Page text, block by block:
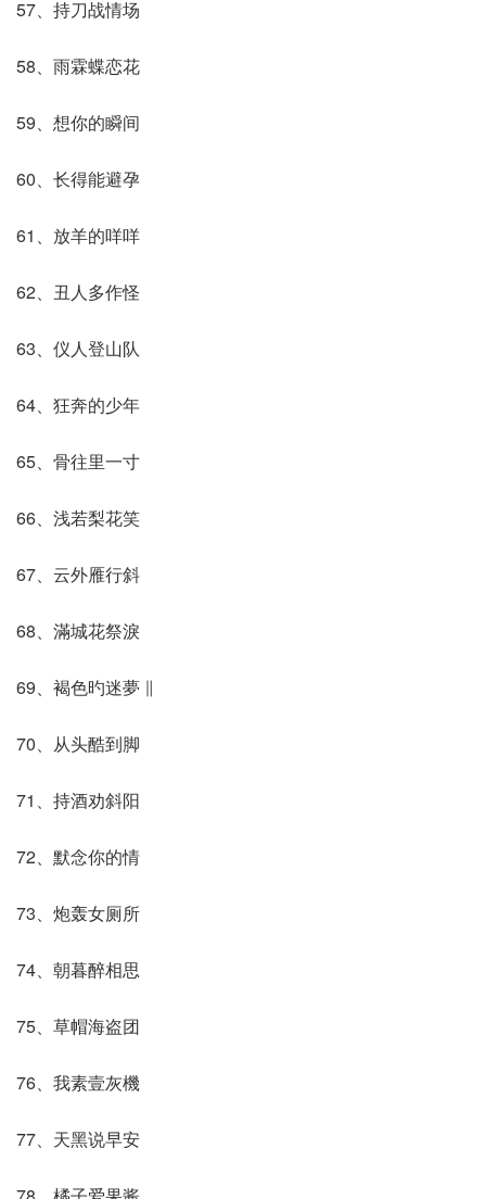
57、持刀战情场
58、雨霖蝶恋花
59、想你的瞬间
60、长得能避孕
61、放羊的咩咩
62、丑人多作怪
63、仪人登山队
64、狂奔的少年
65、骨往里一寸
66、浅若梨花笑
67、云外雁行斜
68、滿城花祭淚
69、褐色旳迷夢 ∥
70、从头酷到脚
71、持酒劝斜阳
72、默念你的情
73、炮轰女厕所
74、朝暮醉相思
75、草帽海盗团
76、我素壹灰機
77、天黑说早安